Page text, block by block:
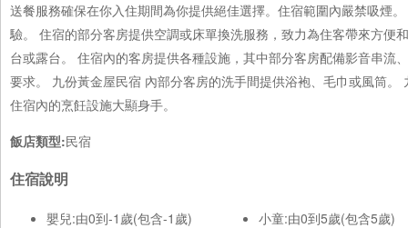
送餐服務確保在你入住期間為你提供絕佳選擇。住宿範圍內嚴禁吸煙
驗。 住宿的部分客房提供空調或床單換洗服務，致力為住客帶來方
台或露台。 住宿內的客房提供各種設施，其中部分客房配備影音串
要求。 九份黃金屋民宿 內部分客房的洗手間提供浴袍、毛巾或風筒
住宿內的烹飪設施大顯身手。
飯店類型:民宿
住宿說明
嬰兒:由0到-1歲(包含-1歲)
小童:由0到5歲(包含5歲)